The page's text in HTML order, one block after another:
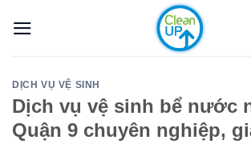
qua
DỊCH VỤ VỆ SINH
Dịch vụ vệ sinh bể nước
Quận 9 chuyên nghiệp,